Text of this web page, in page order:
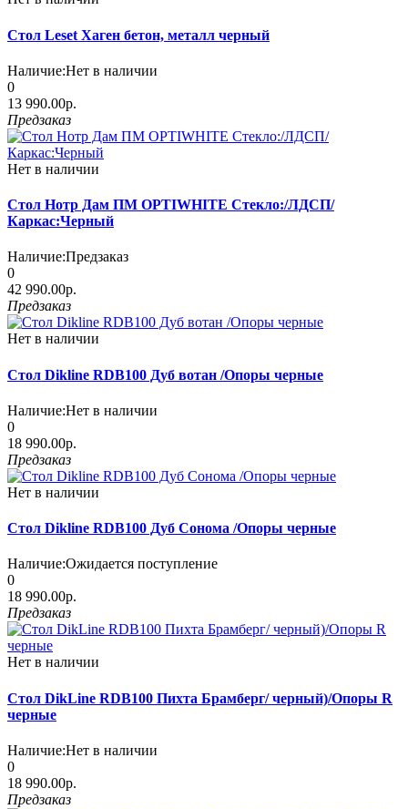
Стол Leset Хаген бетон, металл черный
Наличие:Нет в наличии
0
13 990.00р.
Предзаказ
Нет в наличии
Стол Нотр Дам ПМ OPTIWHITE Стекло:/ЛДСП/
Каркас:Черный
Наличие:Предзаказ
0
42 990.00р.
Предзаказ
Нет в наличии
Стол Dikline RDB100 Дуб вотан /Опоры черные
Наличие:Нет в наличии
0
18 990.00р.
Предзаказ
Нет в наличии
Стол Dikline RDB100 Дуб Сонома /Опоры черные
Наличие:Ожидается поступление
0
18 990.00р.
Предзаказ
Нет в наличии
Стол DikLine RDB100 Пихта Брамберг/ черный)/Опоры R
черные
Наличие:Нет в наличии
0
18 990.00р.
Предзаказ